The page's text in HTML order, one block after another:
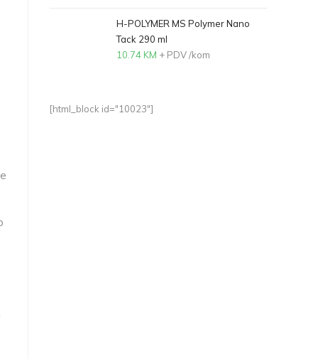
H-POLYMER MS Polymer Nano
Tack 290 ml
10.74 KM + PDV/kom
[html_block id="10023"]